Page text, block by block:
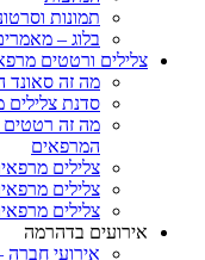
תמונות
בלוג –
צלילים ורטטים
מה זה סאונד
סדנת צלילים
מה זה רטטים
המרפאים
צלילים
צלילים
צלילים
אירועים בדהרמה
אירועי חברה